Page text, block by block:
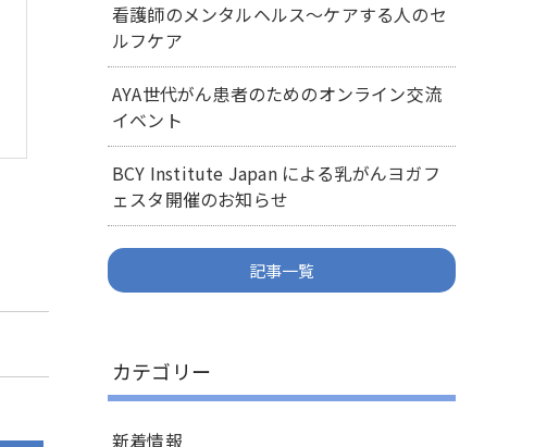
看護師のメンタルヘルス～ケアする人のセ
ルフケア
AYA世代がん患者のためのオンライン交流
イベント
BCY Institute Japan による乳がんヨガフ
ェスタ開催のお知らせ
記事一覧
カテゴリー
新着情報